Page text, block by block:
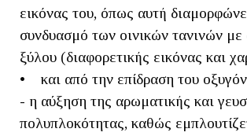
εικόνας του, όπως αυτή
συνδυασμό των οινικών τανινών
ξύλου (διαφορετικής εικόνας και
• και από την επίδραση του
- η αύξηση της αρωματικής και
πολυπλοκότητας, καθώς